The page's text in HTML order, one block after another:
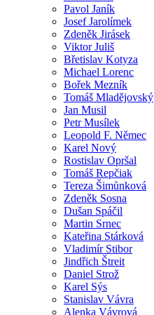
Pavol Janík
Josef Jarolímek
Zdeněk Jirásek
Viktor Juliš
Břetislav Kotyza
Michael Lorenc
Bořek Mezník
Tomáš Mladějovský
Jan Musil
Petr Musílek
Leopold F. Němec
Karel Nový
Rostislav Opršal
Tomáš Repčiak
Tereza Šimůnková
Zdeněk Sosna
Dušan Spáčil
Martin Srnec
Kateřina Stárková
Vladimír Stibor
Jindřich Štreit
Daniel Strož
Karel Sýs
Stanislav Vávra
Alenka Vávrová